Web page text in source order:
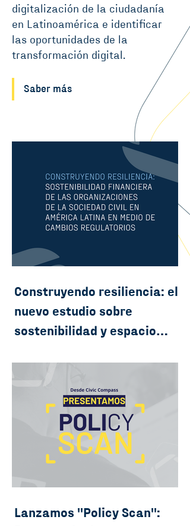
digitalización de la ciudadanía
en Latinoamérica e identificar
las oportunidades de la
transformación digital.
Saber más
Construyendo resiliencia: el
nuevo estudio sobre
sostenibilidad y espacio
Lanzamos ''Policy Scan'':